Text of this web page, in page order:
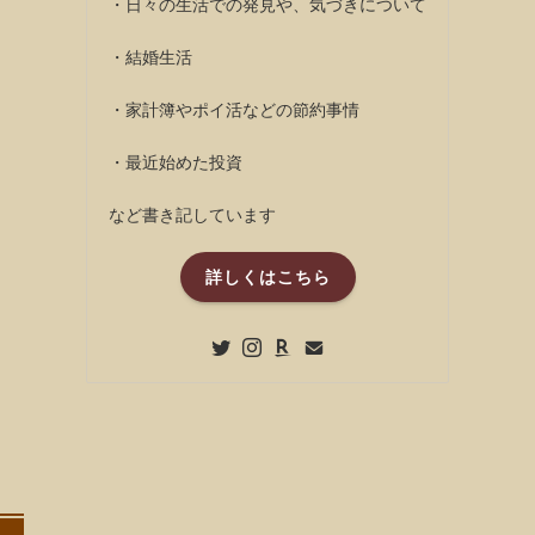
・結婚生活
・家計簿やポイ活などの節約事情
・最近始めた投資
など書き記しています
詳しくはこちら